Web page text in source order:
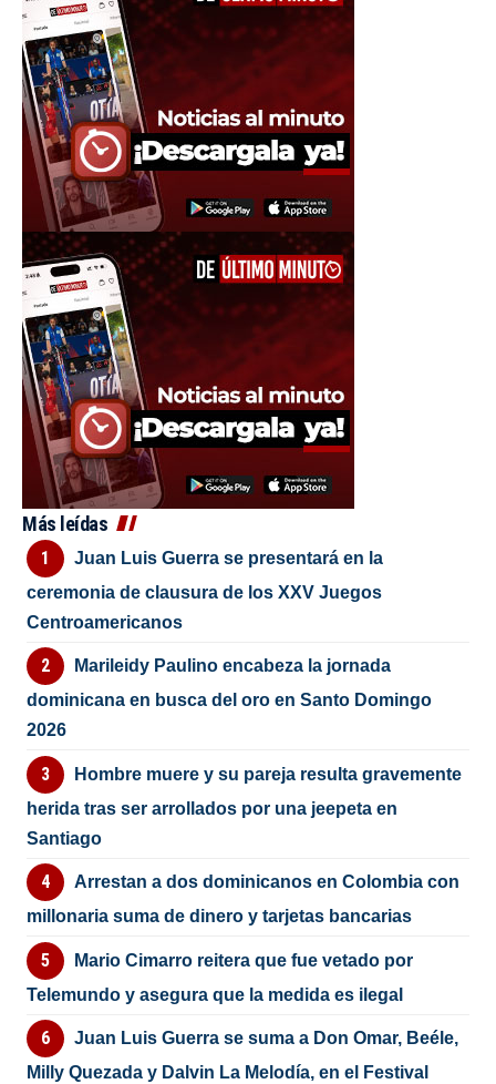
Más leídas
Juan Luis Guerra se presentará en la
ceremonia de clausura de los XXV Juegos
Centroamericanos
Marileidy Paulino encabeza la jornada
dominicana en busca del oro en Santo Domingo
2026
Hombre muere y su pareja resulta gravemente
herida tras ser arrollados por una jeepeta en
Santiago
Arrestan a dos dominicanos en Colombia con
millonaria suma de dinero y tarjetas bancarias
Mario Cimarro reitera que fue vetado por
Telemundo y asegura que la medida es ilegal
Juan Luis Guerra se suma a Don Omar, Beéle,
Milly Quezada y Dalvin La Melodía, en el Festival